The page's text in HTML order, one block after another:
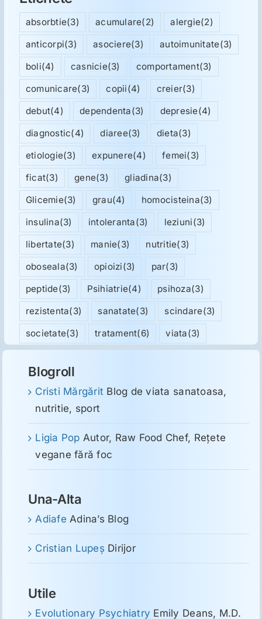
absorbtie(3) acumulare(2) alergie(2)
anticorpi(3) asociere(3) autoimunitate(3)
boli(4) casnicie(3) comportament(3)
comunicare(3) copii(4) creier(3)
debut(4) dependenta(3) depresie(4)
diagnostic(4) diaree(3) dieta(3)
etiologie(3) expunere(4) femei(3)
ficat(3) gene(3) gliadina(3)
Glicemie(3) grau(4) homocisteina(3)
insulina(3) intoleranta(3) leziuni(3)
libertate(3) manie(3) nutritie(3)
oboseala(3) opioizi(3) par(3)
peptide(3) Psihiatrie(4) psihoza(3)
rezistenta(3) sanatate(3) scindare(3)
societate(3) tratament(6) viata(3)
Blogroll
Cristi Mărgărit Blog de viata sanatoasa,
nutritie, sport
Ligia Pop Autor, Raw Food Chef, Reţete
vegane fără foc
Una-Alta
Adiafe Adina’s Blog
Cristian Lupeş Dirijor
Utile
Evolutionary Psychiatry Emily Deans, M.D.